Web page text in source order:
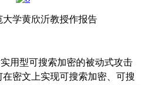
大学黄欣沂教授作报告
用型可搜索加密的被动式攻击
密文上实现可搜索加密、可搜